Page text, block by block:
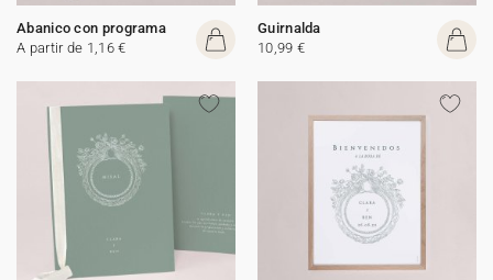
Abanico con programa
A partir de 1,16 €
Guirnalda
10,99 €